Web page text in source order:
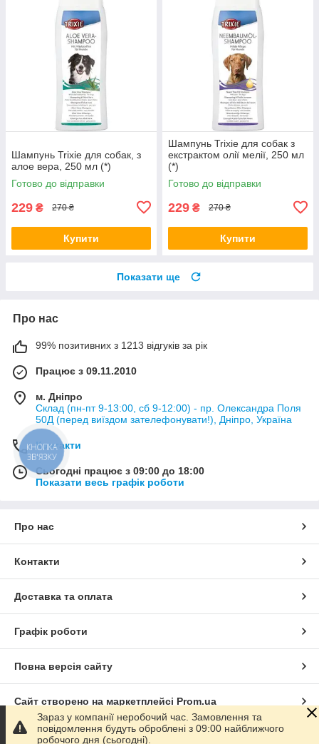
Шампунь Trixie для собак, з
алое вера, 250 мл (*)
Готово до відправки
229 ₴ 270 ₴
Купити
Шампунь Trixie для собак з
екстрактом олії мелії, 250 мл
(*)
Готово до відправки
229 ₴ 270 ₴
Купити
Показати ще
Про нас
99% позитивних з 1213 відгуків за рік
Працює з 09.11.2010
м. Дніпро
Склад (пн-пт 9-13:00, сб 9-12:00) - пр. Олександра Поля
50Д (перед виїздом зателефонувати!), Дніпро, Україна
Контакти
Сьогодні працює з 09:00 до 18:00
Показати весь графік роботи
Про нас
Контакти
Доставка та оплата
Графік роботи
Повна версія сайту
Сайт створено на маркетплейсі Prom.ua
Політика конфіденційності
Зараз у компанії неробочий час. Замовлення та
повідомлення будуть оброблені з 09:00 найближчого
робочого дня (сьогодні).
КНОПКА
ЗВ'ЯЗКУ